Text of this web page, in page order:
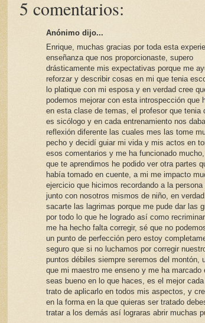
5 comentarios:
Anónimo dijo...
Enrique, muchas gracias por toda esta
enseñanza que nos proporcionaste, supero
drásticamente mis expectativas porque me
reforzar y describir cosas en mi que tenia
lo platique con mi esposa y en verdad cree
podemos mejorar con esta introspección que
en esta clase de temas, el profesor que tenia
es sicólogo y en cada entrenamiento nos
reflexión diferente las cuales mes las tome
pecho y decidí guiar mi vida y mis actos en
esos comentarios y me ha funcionado
que te aprendimos he podido ver otra partes
había tomado en cuente, a mi me impacto
ejercicio que hicimos recordando a la persona
junto con nosotros mismos de niño, en
sacarte las lagrimas porque me pude dar las
por todo lo que he logrado así como
me ha hecho falta corregir, sé que no
un punto de perfección pero estoy
seguro que si no luchamos por corregir
puntos débiles siempre seremos del montón,
que mi maestro me enseno y me ha marcado
seas bueno en lo que haces, es el mejor cada
trato de aplicarlo en todos mis aspectos, y
en la forma en la que quieras ser tratado
tratar a los demás así lograras abrir muchas